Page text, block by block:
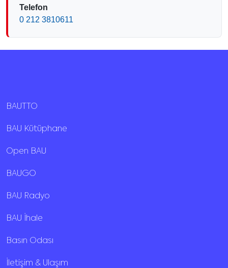
Telefon
0 212 3810611
BAUTTO
BAU Kütüphane
Open BAU
BAUGO
BAU Radyo
BAU İhale
Basın Odası
İletişim & Ulaşım